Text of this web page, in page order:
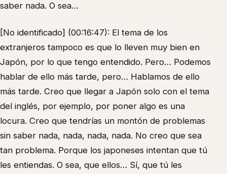
saber nada. O sea…
[No identificado] (00:16:47): El tema de los
extranjeros tampoco es que lo lleven muy bien en
Japón, por lo que tengo entendido. Pero… Podemos
hablar de ello más tarde, pero… Hablamos de ello
más tarde. Creo que llegar a Japón solo con el tema
del inglés, por ejemplo, por poner algo es una
locura. Creo que tendrías un montón de problemas
sin saber nada, nada, nada, nada. No creo que sea
tan problema. Porque los japoneses intentan que tú
les entiendas. O sea, que ellos… Sí, que tú les